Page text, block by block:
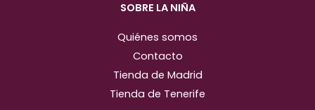
SOBRE LA NIÑA
Quiénes somos
Contacto
Tienda de Madrid
Tienda de Tenerife